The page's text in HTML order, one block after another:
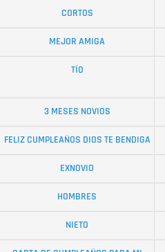
CORTOS
MEJOR AMIGA
TÍO
3 MESES NOVIOS
FELIZ CUMPLEAÑOS DIOS TE BENDIGA
EXNOVIO
HOMBRES
NIETO